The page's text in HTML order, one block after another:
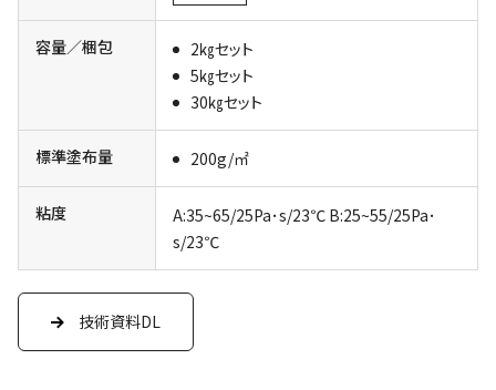
容量／梱包
2㎏セット
5㎏セット
30㎏セット
標準塗布量 200g/㎡
粘度
A:35~65/25Pa･s/23℃ B:25~55/25Pa･
s/23℃
技術資料DL